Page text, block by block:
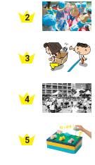
2
3
4
5